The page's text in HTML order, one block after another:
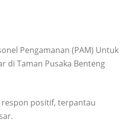
Pengamanan (PAM) Untuk
di Taman Pusaka Benteng
respon positif, terpantau